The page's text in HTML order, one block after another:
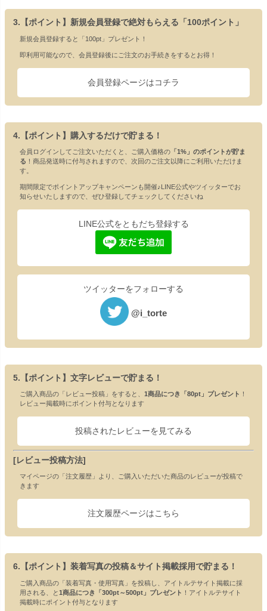
3.【ポイント】新規会員登録で絶対もらえる「100ポイント」
新規会員登録すると「100pt」プレゼント！
即利用可能なので、会員登録後にご注文のお手続きをするとお得！
会員登録ページはコチラ
4.【ポイント】購入するだけで貯まる！
会員ログインしてご注文いただくと、ご購入価格の 「1%」のポイントが貯ま
る ！商品発送時に付与されますので、次回のご注文以降にご利用いただけま
す。
期間限定でポイントアップキャンペーンも開催♪LINE公式やツイッターでお
知らせいたしますので、ぜひ登録してチェックしてくださいね
LINE公式をともだち登録する
ツイッターをフォローする
@i_torte
5.【ポイント】文字レビューで貯まる！
ご購入商品の「レビュー投稿」をすると、1商品につき「80pt」プレゼント ！
レビュー掲載時にポイント付与となります
投稿されたレビューを見てみる
[レビュー投稿方法]
マイページの「注文履歴」より、ご購入いただいた商品のレビューが投稿で
きます
注文履歴ページはこちら
6.【ポイント】装着写真の投稿＆サイト掲載採用で貯まる！
ご購入商品の「装着写真・使用写真」を投稿し、アイトルテサイト掲載に採
用される、と1商品につき「300pt～500pt」プレゼント ！アイトルテサイト
掲載時にポイント付与となります